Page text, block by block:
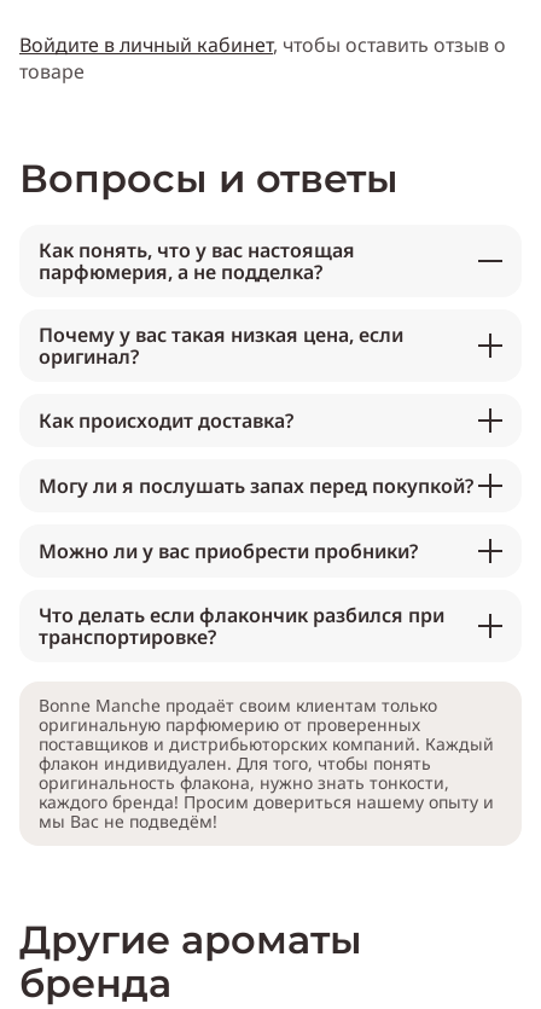
Войдите в личный кабинет, чтобы оставить отзыв о
товаре
Вопросы и ответы
Как понять, что у вас настоящая
парфюмерия, а не подделка?
Почему у вас такая низкая цена, если
оригинал?
Как происходит доставка?
Могу ли я послушать запах перед покупкой?
Можно ли у вас приобрести пробники?
Что делать если флакончик разбился при
транспортировке?
Bonne Manche продаёт своим клиентам только
оригинальную парфюмерию от проверенных
поставщиков и дистрибьюторских компаний. Каждый
флакон индивидуален. Для того, чтобы понять
оригинальность флакона, нужно знать тонкости,
каждого бренда! Просим довериться нашему опыту и
мы Вас не подведём!
Другие ароматы
бренда